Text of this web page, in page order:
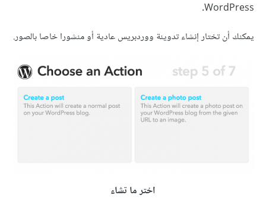
WordPress.
يمكنك أن تختار إنشاء تدوينة ووردبريس عادية أو منشورا خاصا بالصور.
اختر ما تشاء